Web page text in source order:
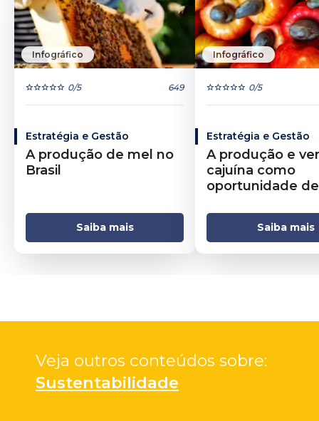
Infográfico
0/5 649
Estratégia e Gestão
A produção de mel no
Brasil
Saiba mais
Infográfico
0/5
Estratégia e Gestão
A produção e
cajuína como
oportunidade de
Saiba mais
Sustentabilidade